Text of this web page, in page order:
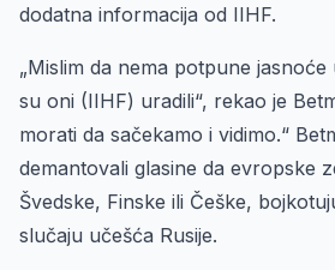
dodatna informacija od IIHF.
„Mislim da nema potpune
su oni (IIHF) uradili“, rekao je
morati da sačekamo i vidimo.“
demantovali glasine da evropske
Švedske, Finske ili Češke,
slučaju učešća Rusije.